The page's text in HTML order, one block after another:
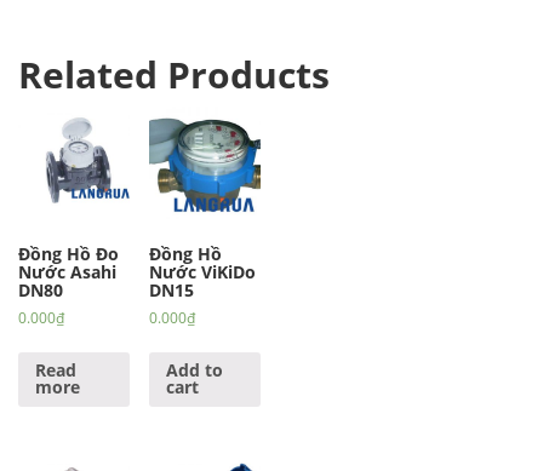
Related Products
Đồng Hồ Đo
Nước Asahi
DN80
0.000₫
Read
more
Đồng Hồ
Nước ViKiDo
DN15
0.000₫
Add to
cart